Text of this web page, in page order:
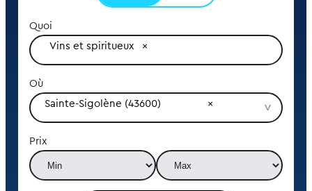
Quoi
Vins et spiritueux
Où
Sainte-Sigolène (43600)
Prix